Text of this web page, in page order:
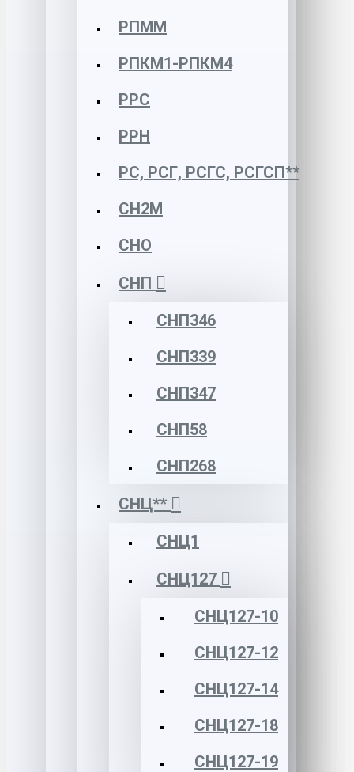
РПММ
РПКМ1-РПКМ4
РРС
РРН
РС, РСГ, РСГС, РСГСП**
СН2М
СНО
СНП
СНП346
СНП339
СНП347
СНП58
СНП268
СНЦ**
СНЦ1
СНЦ127
СНЦ127-10
СНЦ127-12
СНЦ127-14
СНЦ127-18
СНЦ127-19